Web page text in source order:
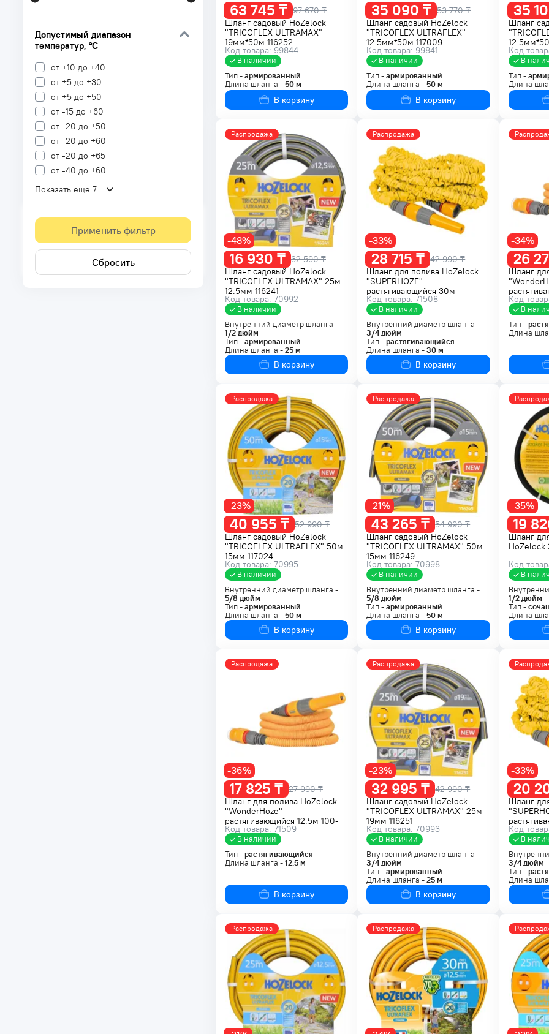
Допустимый диапазон
температур, °C
от +10 до +40
от +5 до +30
от +5 до +50
от -15 до +60
от -20 до +50
от -20 до +60
от -20 до +65
от -40 до +60
Показать еще 7
Применить фильтр
Сбросить
63 745 ₸ 97 670 ₸
Шланг садовый HoZelock
"TRICOFLEX ULTRAMAX"
19мм*50м 116252
Код товара: 99844
В наличии
Тип -армированный
Длина шланга -50м
В корзину
35 090 ₸ 53 770 ₸
Шланг садовый HoZelock
"TRICOFLEX ULTRAFLEX"
12.5мм*50м 117009
Код товара: 99841
В наличии
Тип -армированный
Длина шланга -50м
В корзину
35
Шланг
Код
В
Тип -
Длина
Распродажа
16 930 ₸ 32 590 ₸
-48%
Шланг садовый HoZelock
"TRICOFLEX ULTRAMAX" 25м
12.5мм 116241
Код товара: 70992
В наличии
Внутренний диаметр шланга -
1/2дюйм
Тип -армированный
Длина шланга -25м
В корзину
Распродажа
28 715 ₸ 42 990 ₸
-33%
Шланг для полива HoZelock
"SUPERHOZE"
растягивающийся 30м
8230A1240
Код товара: 71508
В наличии
Внутренний диаметр шланга -
3/4дюйм
Тип -растягивающийся
Длина шланга -30м
В корзину
26
-34%
Шланг
100-244
Код
В
Тип -
Длина
Распродажа
40 955 ₸ 52 990 ₸
-23%
Шланг садовый HoZelock
"TRICOFLEX ULTRAFLEX" 50м
15мм 117024
Код товара: 70995
В наличии
Внутренний диаметр шланга -
5/8 дюйм
Тип -армированный
Длина шланга -50м
В корзину
Распродажа
43 265 ₸ 54 990 ₸
-21%
Шланг садовый HoZelock
"TRICOFLEX ULTRAMAX" 50м
15мм 116249
Код товара: 70998
В наличии
Внутренний диаметр шланга -
5/8 дюйм
Тип -армированный
Длина шланга -50м
В корзину
19
-35%
Шланг
Код
В
1/2дюйм
Тип -
Длина
Распродажа
17 825 ₸ 27 990 ₸
-36%
Шланг для полива HoZelock
"WonderHoze"
растягивающийся 12.5м 100-
100-242
Код товара: 71509
В наличии
Тип -растягивающийся
Длина шланга -12.5м
В корзину
Распродажа
32 995 ₸ 42 990 ₸
-23%
Шланг садовый HoZelock
"TRICOFLEX ULTRAMAX" 25м
19мм 116251
Код товара: 70993
В наличии
Внутренний диаметр шланга -
3/4дюйм
Тип -армированный
Длина шланга -25м
В корзину
20
-33%
Шланг
Код
В
3/4дюйм
Тип -
Длина
Распродажа Распродажа